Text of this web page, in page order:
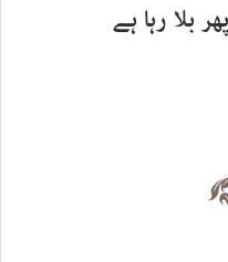
بلا رہا ہے